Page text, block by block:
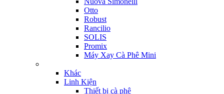
Otto
Robust
Rancilio
SOLIS
Promix
Máy Xay Cà Phê Mini
Khác
Linh Kiện
Thiết bị cà phê